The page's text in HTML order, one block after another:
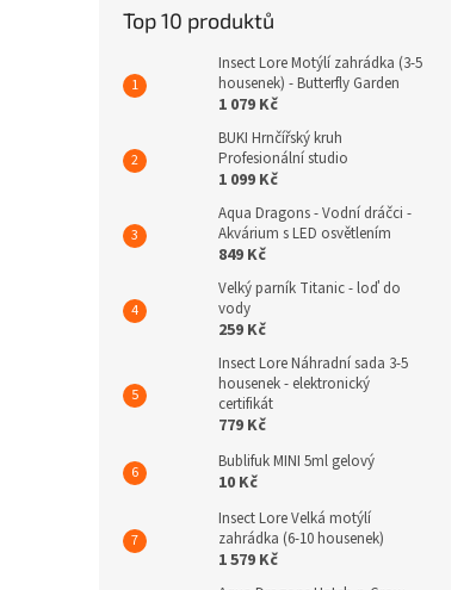
Top 10 produktů
Insect Lore Motýlí zahrádka (3-5
housenek) - Butterfly Garden
1 079 Kč
BUKI Hrnčířský kruh
Profesionální studio
1 099 Kč
Aqua Dragons - Vodní dráčci -
Akvárium s LED osvětlením
849 Kč
Velký parník Titanic - loď do
vody
259 Kč
Insect Lore Náhradní sada 3-5
housenek - elektronický
certifikát
779 Kč
Bublifuk MINI 5ml gelový
10 Kč
Insect Lore Velká motýlí
zahrádka (6-10 housenek)
1 579 Kč